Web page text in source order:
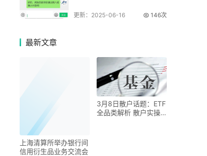
更新：2025-06-16 146次
最新文章
上海清算所举办银行间
信用衍生品业务交流会
3月8日散户话题：ETF
全品类解析 散户实操